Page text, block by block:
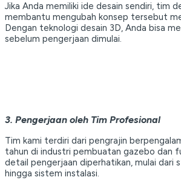
Jika Anda memiliki ide desain sendiri, tim
membantu mengubah konsep tersebut
Dengan teknologi desain 3D, Anda bisa
sebelum pengerjaan dimulai.
3. Pengerjaan oleh Tim Profesional
Tim kami terdiri dari pengrajin
tahun di industri pembuatan gazebo dan
detail pengerjaan diperhatikan, mulai dari
hingga sistem instalasi.